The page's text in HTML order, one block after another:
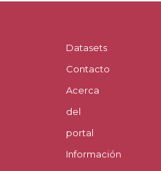
Datasets
Contacto
Acerca
del
portal
Información